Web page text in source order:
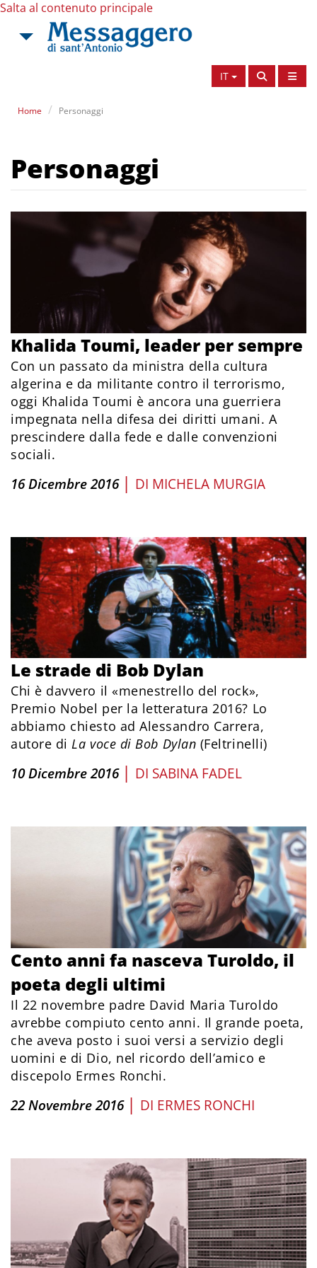
Salta al contenuto principale
IT
Home Personaggi
Personaggi
Khalida Toumi, leader per sempre
Con un passato da ministra della cultura
algerina e da militante contro il terrorismo,
oggi Khalida Toumi è ancora una guerriera
impegnata nella difesa dei diritti umani. A
prescindere dalla fede e dalle convenzioni
sociali.
16 Dicembre 2016 | DI MICHELA MURGIA
Le strade di Bob Dylan
Chi è davvero il «menestrello del rock»,
Premio Nobel per la letteratura 2016? Lo
abbiamo chiesto ad Alessandro Carrera,
autore diLa voce di Bob Dylan (Feltrinelli)
10 Dicembre 2016 | DI SABINA FADEL
Cento anni fa nasceva Turoldo, il
poeta degli ultimi
Il 22 novembre padre David Maria Turoldo
avrebbe compiuto cento anni. Il grande poeta,
che aveva posto i suoi versi a servizio degli
uomini e di Dio, nel ricordo dell’amico e
discepolo Ermes Ronchi.
22 Novembre 2016 | DI ERMES RONCHI